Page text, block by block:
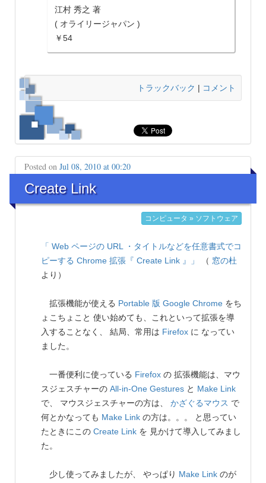
江村 秀之 著
( オライリージャパン )
￥54
トラックバック | コメント
Posted on Jul 08, 2010 at 00:20
Create Link
コンピュータ » ソフトウェア
「 Web ページの URL ・タイトルなどを任意書式でコ
ピーする Chrome 拡張『 Create Link 』」
（ 窓の杜
より）
拡張機能が使える Portable 版 Google Chrome をち
ょこちょこと 使い始めても、これといって拡張を導
入することなく、 結局、常用は Firefox に なってい
ました。
一番便利に使っている Firefox の 拡張機能は、マウ
スジェスチャーの All-in-One Gestures と Make Link
で、 マウスジェスチャーの方は、 かざぐるマウス で
何とかなっても Make Link の方は。。。 と思ってい
たときにこの Create Link を 見かけて導入してみまし
た。
少し使ってみましたが、 やっぱり Make Link のが